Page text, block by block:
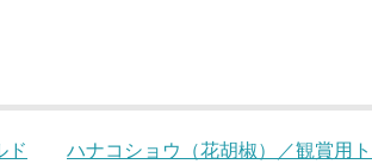
ド
ハナコショウ（花胡椒）／観賞用